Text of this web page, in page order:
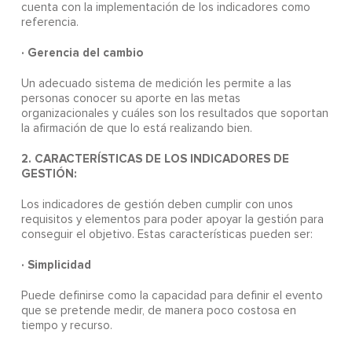
cuenta con la implementación de los indicadores como
referencia.
· Gerencia del cambio
Un adecuado sistema de medición les permite a las
personas conocer su aporte en las metas
organizacionales y cuáles son los resultados que soportan
la afirmación de que lo está realizando bien.
2. CARACTERÍSTICAS DE LOS INDICADORES DE
GESTIÓN:
Los indicadores de gestión deben cumplir con unos
requisitos y elementos para poder apoyar la gestión para
conseguir el objetivo. Estas características pueden ser:
· Simplicidad
Puede definirse como la capacidad para definir el evento
que se pretende medir, de manera poco costosa en
tiempo y recurso.